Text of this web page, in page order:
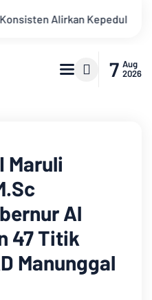
ke-23 dalam Perayaan
7 Aug
2026
Maruli
Al
47 Titik
Manunggal